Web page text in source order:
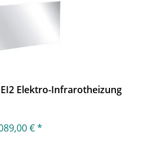
Elektro-Infrarotheizung
€ *